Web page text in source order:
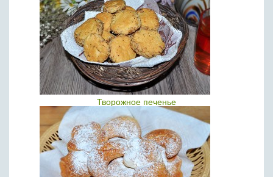
Творожное печенье